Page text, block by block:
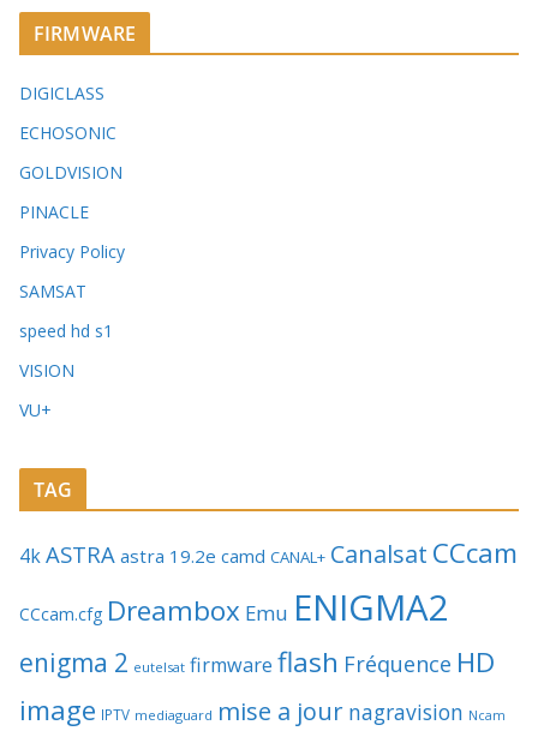
FIRMWARE
DIGICLASS
ECHOSONIC
GOLDVISION
PINACLE
Privacy Policy
SAMSAT
speed hd s1
VISION
VU+
TAG
4kASTRA astra 19.2e camd CANAL+ Canalsat CCcam
CCcam.cfg Dreambox Emu ENIGMA2
enigma 2 eutelsat firmware flash Fréquence HD
image IPTV mediaguard mise a jour nagravision Ncam